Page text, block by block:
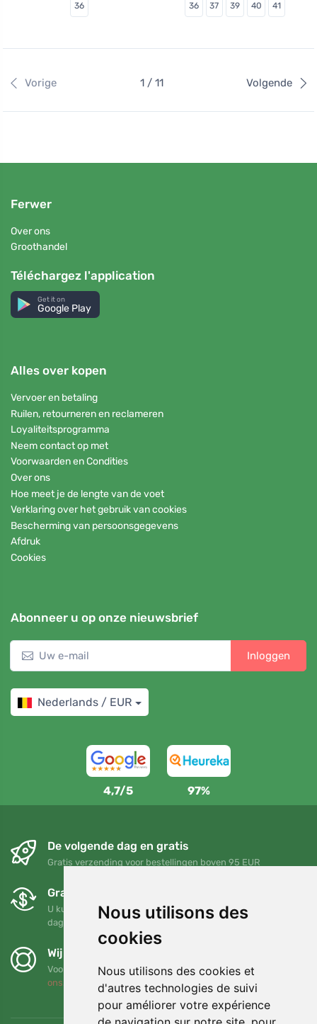
Nous utilisons des
cookies
Nous utilisons des cookies et
d'autres technologies de suivi
pour améliorer votre expérience
36 36 37 39 40 41
Vorige 1 / 11 Volgende
Ferwer
Over ons
Groothandel
Téléchargez l'application
Get it on
Google Play
Alles over kopen
Vervoer en betaling
Ruilen, retourneren en reclameren
Loyaliteitsprogramma
Neem contact op met
Voorwaarden en Condities
Over ons
Hoe meet je de lengte van de voet
Verklaring over het gebruik van cookies
Bescherming van persoonsgegevens
Afdruk
Cookies
Abonneer u op onze nieuwsbrief
Inloggen
Nederlands / EUR
4,7/5 97%
De volgende dag en gratis
Gratis verzending voor bestellingen boven 95 EUR
Gratis ruilen en retourneren
U kunt uw bestelling op elk gewenst moment binnen 90
dagen retourneren of ruilen
Wij steunen Trees.org
Voor elke bestelling planten we een boom! Lees meer
ons